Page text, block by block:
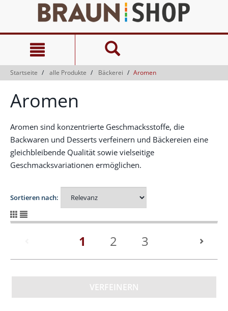
springen
Navigationsmenü
springen
Startseite alle Produkte Bäckerei Aromen
Aromen
Aromen sind konzentrierte Geschmacksstoffe, die
Backwaren und Desserts verfeinern und Bäckereien eine
gleichbleibende Qualität sowie vielseitige
Geschmacksvariationen ermöglichen.
Sortieren nach:
1 (current)
2 3
VERFEINERN